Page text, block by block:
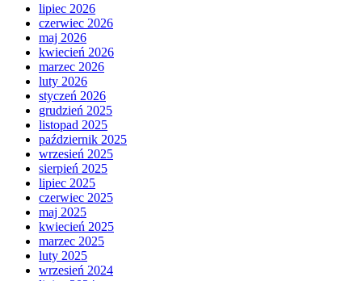
lipiec 2026
czerwiec 2026
maj 2026
kwiecień 2026
marzec 2026
luty 2026
styczeń 2026
grudzień 2025
listopad 2025
październik 2025
wrzesień 2025
sierpień 2025
lipiec 2025
czerwiec 2025
maj 2025
kwiecień 2025
marzec 2025
luty 2025
wrzesień 2024